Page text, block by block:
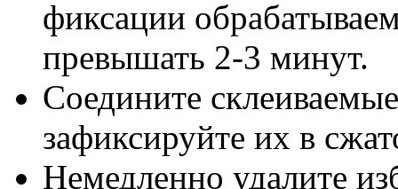
фиксации
превышать 2-3 минут.
Соедините
зафиксируйте их в
Немедленно удалите